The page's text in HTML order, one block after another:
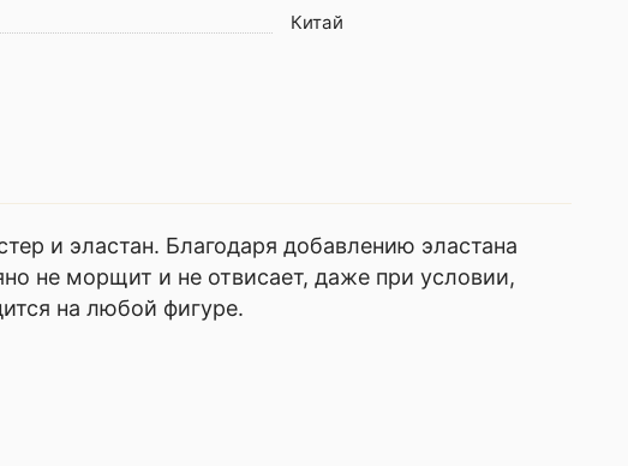
Китай
и эластан. Благодаря добавлению эластана
не морщит и не отвисает, даже при условии,
на любой фигуре.